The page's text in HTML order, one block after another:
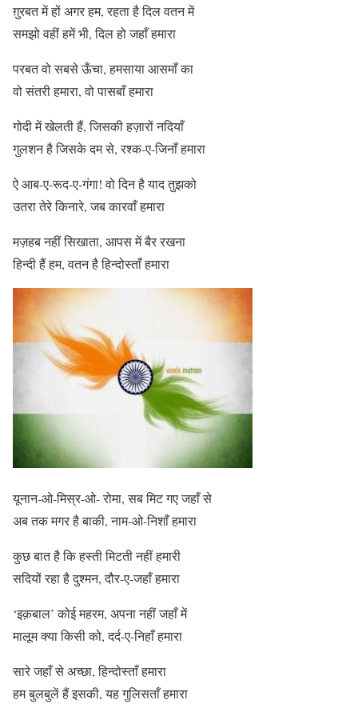
ग़ुरबत में हों अगर हम, रहता है दिल वतन में
समझो वहीं हमें भी, दिल हो जहाँ हमारा
परबत वो सबसे ऊँचा, हमसाया आसमाँ का
वो संतरी हमारा, वो पासबाँ हमारा
गोदी में खेलती हैं, जिसकी हज़ारों नदियाँ
गुलशन है जिसके दम से, रश्क-ए-जिनाँ हमारा
ऐ आब-ए-रूद-ए-गंगा! वो दिन है याद तुझको
उतरा तेरे किनारे, जब कारवाँ हमारा
मज़हब नहीं सिखाता, आपस में बैर रखना
हिन्दी हैं हम, वतन है हिन्दोस्ताँ हमारा
यूनान-ओ-मिस्र-ओ- रोमा, सब मिट गए जहाँ से
अब तक मगर है बाकी, नाम-ओ-निशाँ हमारा
कुछ बात है कि हस्ती मिटती नहीं हमारी
सदियों रहा है दुश्मन, दौर-ए-जहाँ हमारा
‘इक़बाल’ कोई महरम, अपना नहीं जहाँ में
मालूम क्या किसी को, दर्द-ए-निहाँ हमारा
सारे जहाँ से अच्छा, हिन्दोस्ताँ हमारा
हम बुलबुलें हैं इसकी, यह गुलिसताँ हमारा